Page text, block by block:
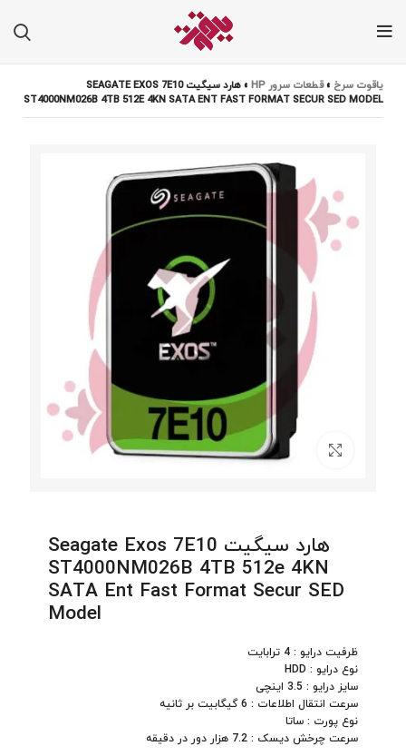
یاقوت سرخ »قطعات سرور HP »
هارد سیگیت SEAGATE EXOS 7E10
ST4000NM026B 4TB 512E 4KN SATA ENT FAST FORMAT SECUR SED MODEL
برای بزرگنمایی کلیک کنید
هارد سیگیت Seagate Exos 7E10
ST4000NM026B 4TB 512e 4KN
SATA Ent Fast Format Secur SED
Model
ظرفیت درایو : 4 ترابایت
نوع درایو : HDD
سایز درایو : 3.5 اینچی
سرعت انتقال اطلاعات : 6 گیگابیت بر ثانیه
نوع پورت : ساتا
سرعت چرخش دیسک : 7.2 هزار دور در دقیقه